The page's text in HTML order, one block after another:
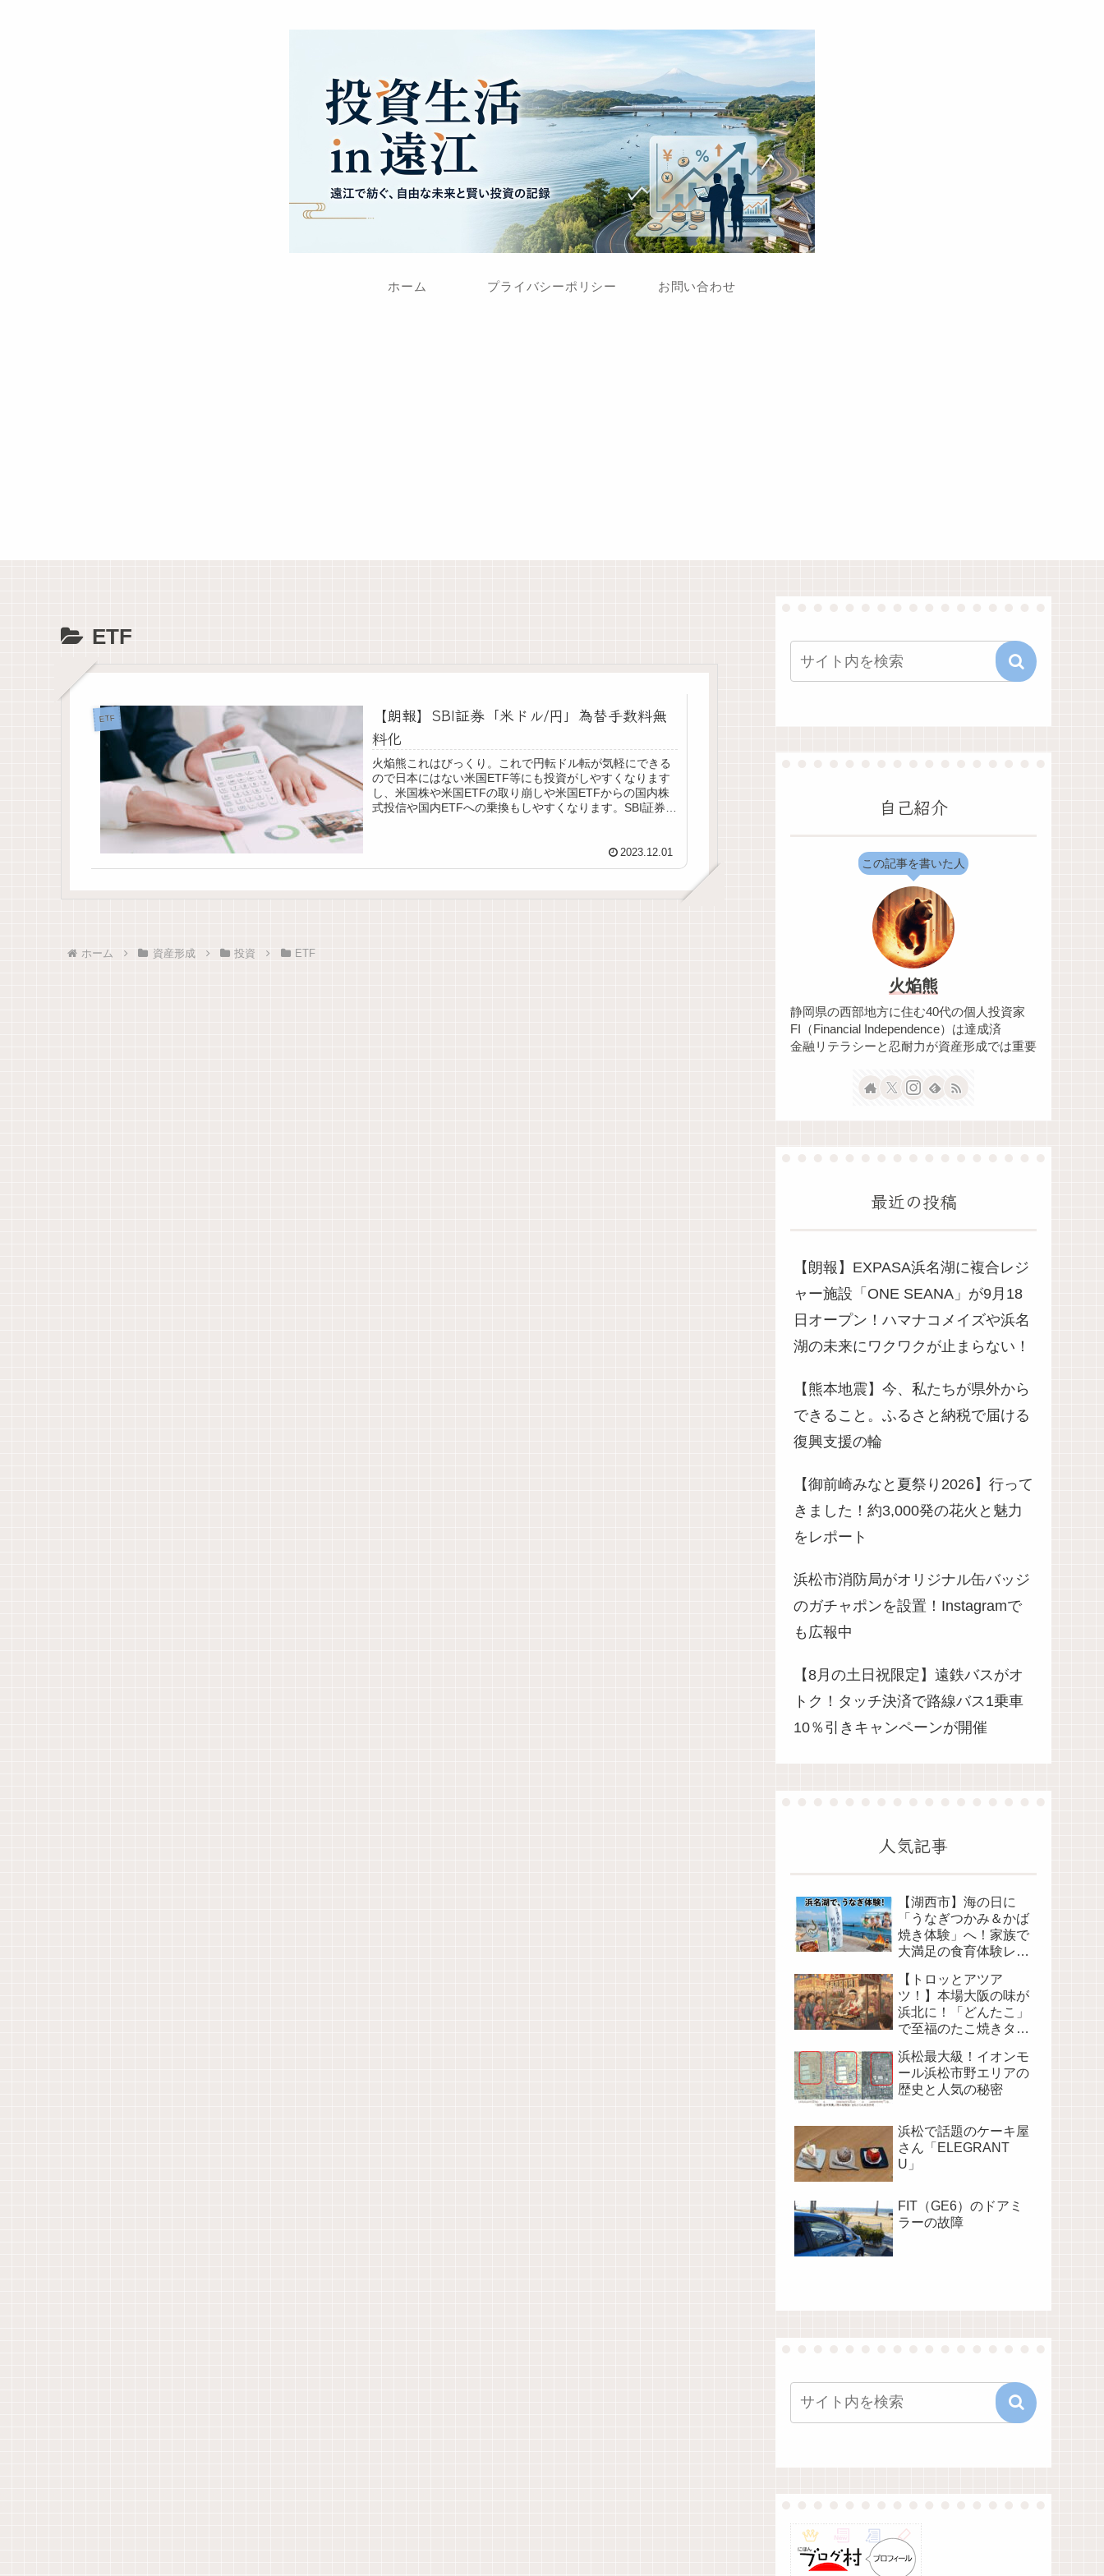
ホーム プライバシーポリシー お問い合わせ
ETF
ETF
【朗報】SBI証券「米ドル/円」為替手数料無
料化
火焔熊これはびっくり。これで円転ドル転が気軽にできる
ので日本にはない米国ETF等にも投資がしやすくなります
し、米国株や米国ETFの取り崩しや米国ETFからの国内株
式投信や国内ETFへの乗換もしやすくなります。SBI証券で
2023.12.01
ホーム 資産形成 投資 ETF
自己紹介
この記事を書いた人
火焔熊
静岡県の西部地方に住む40代の個人投資家
FI（Financial Independence）は達成済
金融リテラシーと忍耐力が資産形成では重要
最近の投稿
【朗報】EXPASA浜名湖に複合レジ
ャー施設「ONE SEANA」が9月18
日オープン！ハマナコメイズや浜名
湖の未来にワクワクが止まらない！
【熊本地震】今、私たちが県外から
できること。ふるさと納税で届ける
復興支援の輪
【御前崎みなと夏祭り2026】行って
きました！約3,000発の花火と魅力
をレポート
浜松市消防局がオリジナル缶バッジ
のガチャポンを設置！Instagramで
も広報中
【8月の土日祝限定】遠鉄バスがオ
トク！タッチ決済で路線バス1乗車
10％引きキャンペーンが開催
人気記事
【湖西市】海の日に
「うなぎつかみ＆かば
焼き体験」へ！家族で
大満足の食育体験レポ
【トロッとアツア
ツ！】本場大阪の味が
浜北に！「どんたこ」
で至福のたこ焼きタイ
浜松最大級！イオンモ
ール浜松市野エリアの
歴史と人気の秘密
浜松で話題のケーキ屋
さん「ELEGRANT
U」
FIT（GE6）のドアミ
ラーの故障